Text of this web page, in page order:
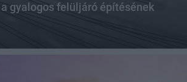
gyalogos felüljáró építésének